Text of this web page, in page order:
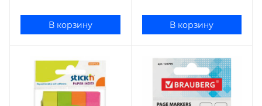
В корзину В корзину